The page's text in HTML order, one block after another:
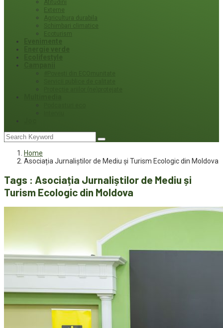
Atitudini
Externe
Agricultura durabila
Schimbari climatice
Ecoturism
Home
Asociația Jurnaliștilor de Mediu și Turism Ecologic din Moldova
Tags : Asociația Jurnaliștilor de Mediu și
Turism Ecologic din Moldova